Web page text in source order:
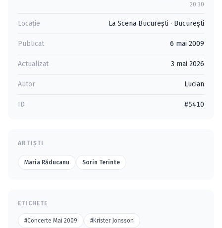
20:30
Locație La Scena București · Bucureşti
Publicat 6 mai 2009
Actualizat 3 mai 2026
Autor Lucian
ID #5410
ARTIȘTI
Maria Răducanu Sorin Terinte
ETICHETE
#Concerte Mai 2009 #Krister Jonsson